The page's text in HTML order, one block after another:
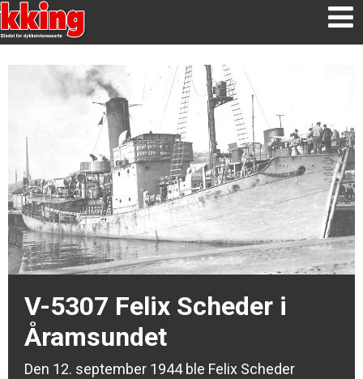
V-5307 Felix Scheder i
Åramsundet
Den 12. september 1944 ble Felix Scheder